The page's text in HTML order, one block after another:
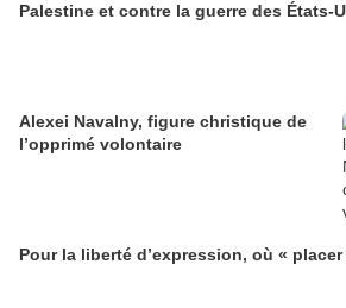
Palestine et contre la guerre des États-
Alexei Navalny, figure christique de
l’opprimé volontaire
Pour la liberté d’expression, où «